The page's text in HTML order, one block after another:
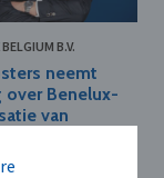
B.V.
neemt
over Benelux-
van